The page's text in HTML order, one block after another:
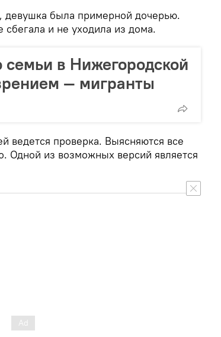
была примерной дочерью.
сбегала и не уходила из дома.
семьи в Нижегородской
— мигранты
ведется проверка. Выясняются все
Одной из возможных версий является